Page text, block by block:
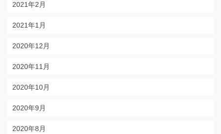
2021年2月
2021年1月
2020年12月
2020年11月
2020年10月
2020年9月
2020年8月